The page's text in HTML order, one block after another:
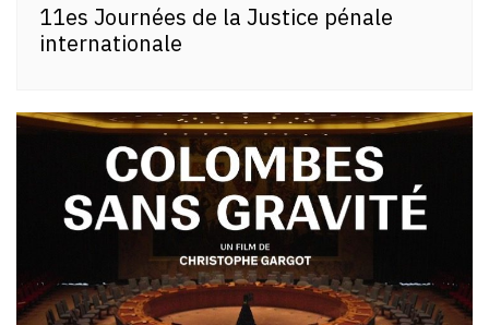
11es Journées de la Justice pénale
internationale